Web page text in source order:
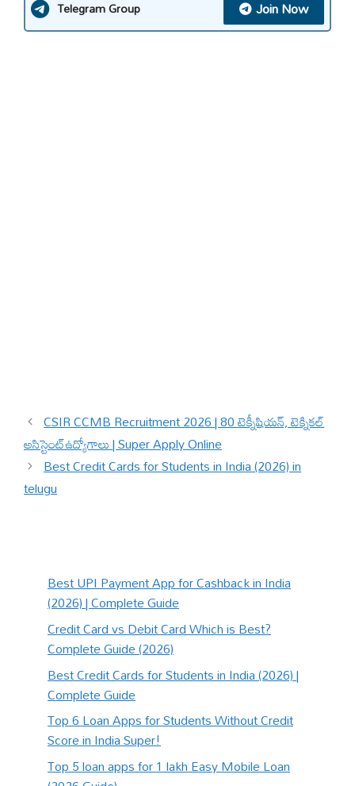
Telegram Group Join Now
CSIR CCMB Recruitment 2026 | 80 టెక్నీషియన్, టెక్నికల్
అసిస్టెంట్ఉద్యోగాలు | Super Apply Online
Best Credit Cards for Students in India (2026) in
telugu
Best UPI Payment App for Cashback in India
(2026) | Complete Guide
Credit Card vs Debit Card Which is Best?
Complete Guide (2026)
Best Credit Cards for Students in India (2026) |
Complete Guide
Top 6 Loan Apps for Students Without Credit
Score in India Super!
Top 5 loan apps for 1 lakh Easy Mobile Loan